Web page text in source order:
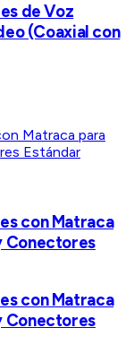
de Voz
(Coaxial con
con Matraca
Conectores
con Matraca
Conectores